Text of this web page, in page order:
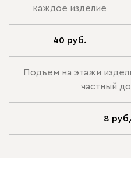
каждое изделие
40 руб.
Подъем на этажи
частный
8